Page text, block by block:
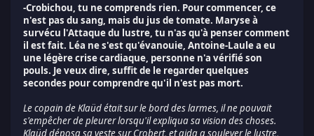
-Crobichou, tu ne comprends rien. Pour commencer, ce
n'est pas du sang, mais du jus de tomate. Maryse à
survécu l'Attaque du lustre, tu n'as qu'à penser comment
il est fait. Léa ne s'est qu'évanouie, Antoine-Laule a eu
une légère crise cardiaque, personne n'a vérifié son
pouls. Je veux dire, suffit de le regarder quelques
secondes pour comprendre qu'il n'est pas mort.
Le copain de Klaüd était sur le bord des larmes, il ne pouvait
s'empêcher de pleurer lorsqu'il expliqua sa vision des choses.
Klaüd déposa sa veste sur Crobert, et aida a soulever le lustre,